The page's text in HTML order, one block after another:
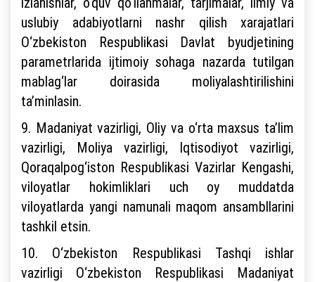
uslubiy adabiyotlarni nashr qilish xarajatlari
O‘zbekiston Respublikasi Davlat byudjetining
parametrlarida ijtimoiy sohaga nazarda tutilgan
mablag‘lar doirasida moliyalashtirilishini
ta’minlasin.
9. Madaniyat vazirligi, Oliy va o‘rta maxsus ta’lim
vazirligi, Moliya vazirligi, Iqtisodiyot vazirligi,
Qoraqalpog‘iston Respublikasi Vazirlar Kengashi,
viloyatlar hokimliklari uch oy muddatda
viloyatlarda yangi namunali maqom ansambllarini
tashkil etsin.
10. O‘zbekiston Respublikasi Tashqi ishlar
vazirligi O‘zbekiston Respublikasi Madaniyat